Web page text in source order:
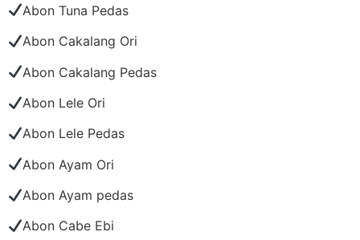
Abon Tuna Pedas
Abon Cakalang Ori
Abon Cakalang Pedas
Abon Lele Ori
Abon Lele Pedas
Abon Ayam Ori
Abon Ayam pedas
Abon Cabe Ebi